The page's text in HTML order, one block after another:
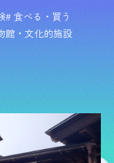
# 食べる・買う
館・文化的施設